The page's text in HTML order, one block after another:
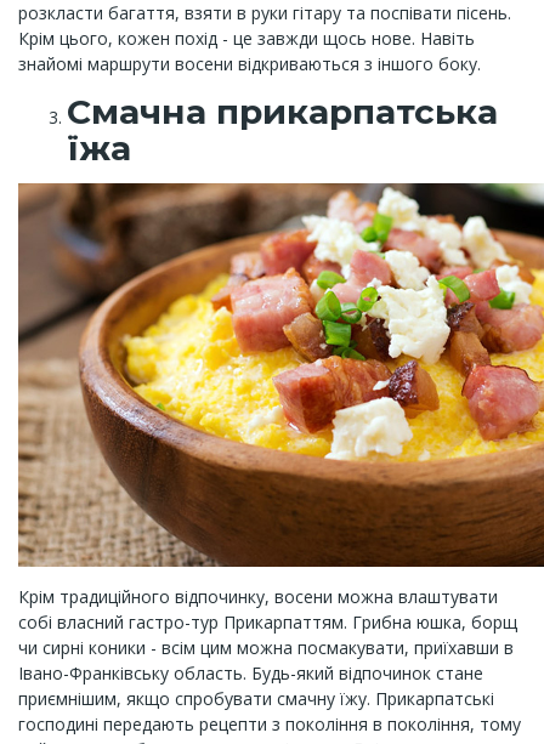
розкласти багаття, взяти в руки гітару та поспівати пісень.
Крім цього, кожен похід - це завжди щось нове. Навіть
знайомі маршрути восени відкриваються з іншого боку.
Смачна прикарпатська
їжа
Крім традиційного відпочинку, восени можна влаштувати
собі власний гастро-тур Прикарпаттям. Грибна юшка, борщ
чи сирні коники - всім цим можна посмакувати, приїхавши в
Івано-Франківську область. Будь-який відпочинок стане
приємнішим, якщо спробувати смачну їжу. Прикарпатські
господині передають рецепти з покоління в покоління, тому